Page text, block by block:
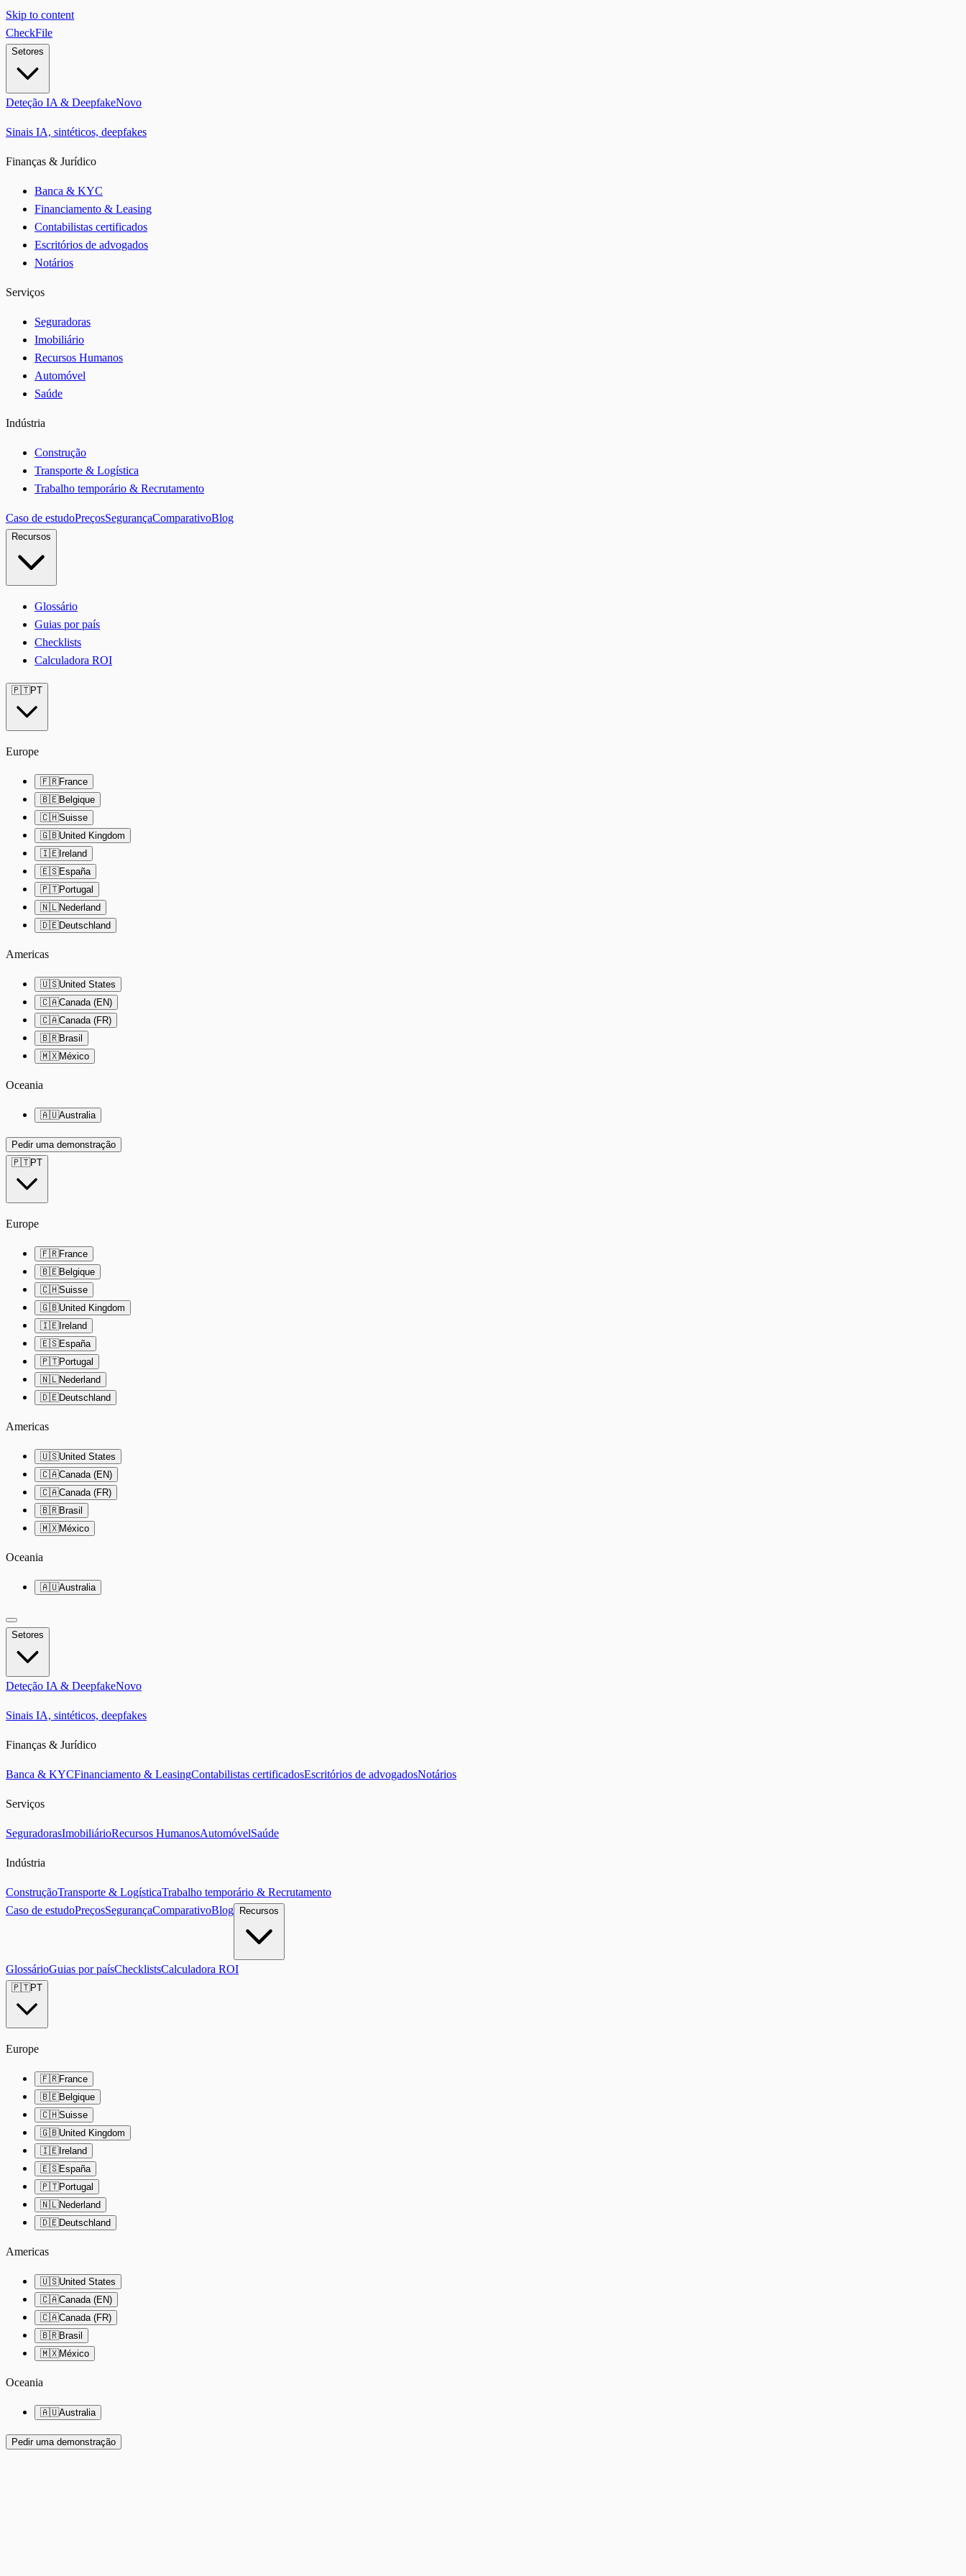
Skip to content
CheckFile
Setores
Deteção IA & DeepfakeNovo
Sinais IA, sintéticos, deepfakes
Finanças & Jurídico
Banca & KYC
Financiamento & Leasing
Contabilistas certificados
Escritórios de advogados
Notários
Serviços
Seguradoras
Imobiliário
Recursos Humanos
Automóvel
Saúde
Indústria
Construção
Transporte & Logística
Trabalho temporário & Recrutamento
Caso de estudoPreçosSegurançaComparativoBlog
Recursos
Glossário
Guias por país
Checklists
Calculadora ROI
🇵🇹PT
Europe
🇫🇷France
🇧🇪Belgique
🇨🇭Suisse
🇬🇧United Kingdom
🇮🇪Ireland
🇪🇸España
🇵🇹Portugal
🇳🇱Nederland
🇩🇪Deutschland
Americas
🇺🇸United States
🇨🇦Canada (EN)
🇨🇦Canada (FR)
🇧🇷Brasil
🇲🇽México
Oceania
🇦🇺Australia
Pedir uma demonstração
🇵🇹PT
Europe
🇫🇷France
🇧🇪Belgique
🇨🇭Suisse
🇬🇧United Kingdom
🇮🇪Ireland
🇪🇸España
🇵🇹Portugal
🇳🇱Nederland
🇩🇪Deutschland
Americas
🇺🇸United States
🇨🇦Canada (EN)
🇨🇦Canada (FR)
🇧🇷Brasil
🇲🇽México
Oceania
🇦🇺Australia
Setores
Deteção IA & DeepfakeNovo
Sinais IA, sintéticos, deepfakes
Finanças & Jurídico
Banca & KYCFinanciamento & LeasingContabilistas certificadosEscritórios de advogadosNotários
Serviços
SeguradorasImobiliárioRecursos HumanosAutomóvelSaúde
Indústria
ConstruçãoTransporte & LogísticaTrabalho temporário & Recrutamento
Caso de estudoPreçosSegurançaComparativoBlog Recursos
GlossárioGuias por paísChecklistsCalculadora ROI
🇵🇹PT
Europe
🇫🇷France
🇧🇪Belgique
🇨🇭Suisse
🇬🇧United Kingdom
🇮🇪Ireland
🇪🇸España
🇵🇹Portugal
🇳🇱Nederland
🇩🇪Deutschland
Americas
🇺🇸United States
🇨🇦Canada (EN)
🇨🇦Canada (FR)
🇧🇷Brasil
🇲🇽México
Oceania
🇦🇺Australia
Pedir uma demonstração